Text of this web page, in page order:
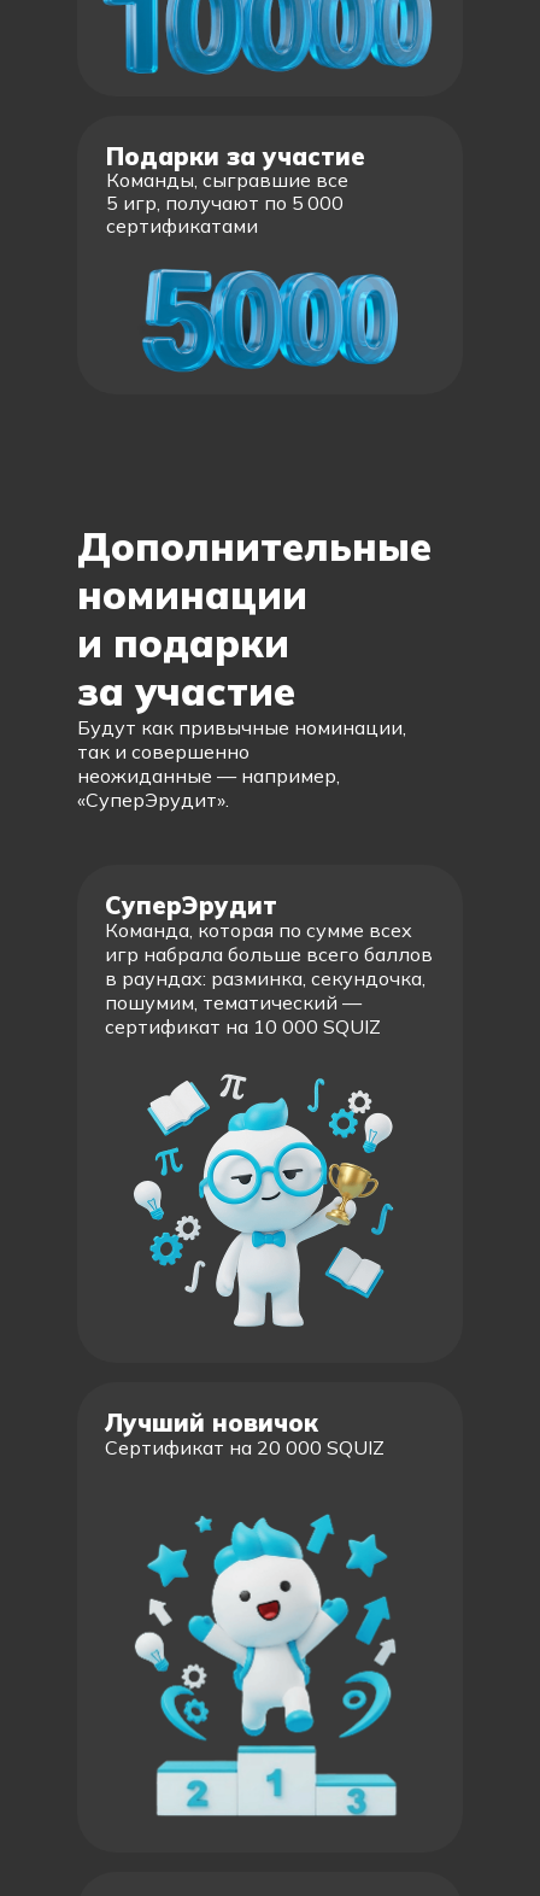
Подарки за участие
Команды, сыгравшие все
5 игр, получают по 5 000
сертификатами
Дополнительные
номинации
и подарки
за участие
Будут как привычные номинации,
так и совершенно
неожиданные — например,
«СуперЭрудит».
СуперЭрудит
Команда, которая по сумме всех
игр набрала больше всего баллов
в раундах: разминка, секундочка,
пошумим, тематический —
сертификат на 10 000 SQUIZ
Лучший новичок
Сертификат на 20 000 SQUIZ